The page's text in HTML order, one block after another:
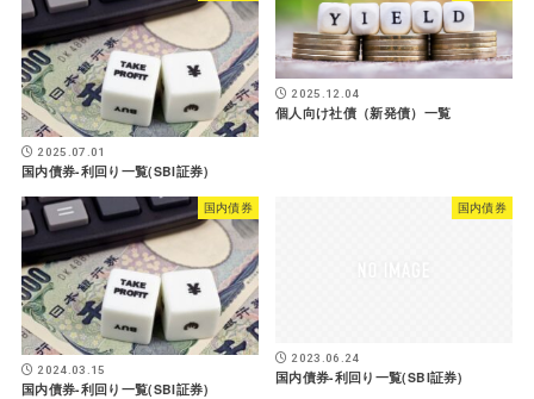
2025.07.01
国内債券-利回り一覧(SBI証券)
2025.12.04
個人向け社債（新発債）一覧
国内債券
2024.03.15
国内債券-利回り一覧(SBI証券)
国内債券
2023.06.24
国内債券-利回り一覧(SBI証券)